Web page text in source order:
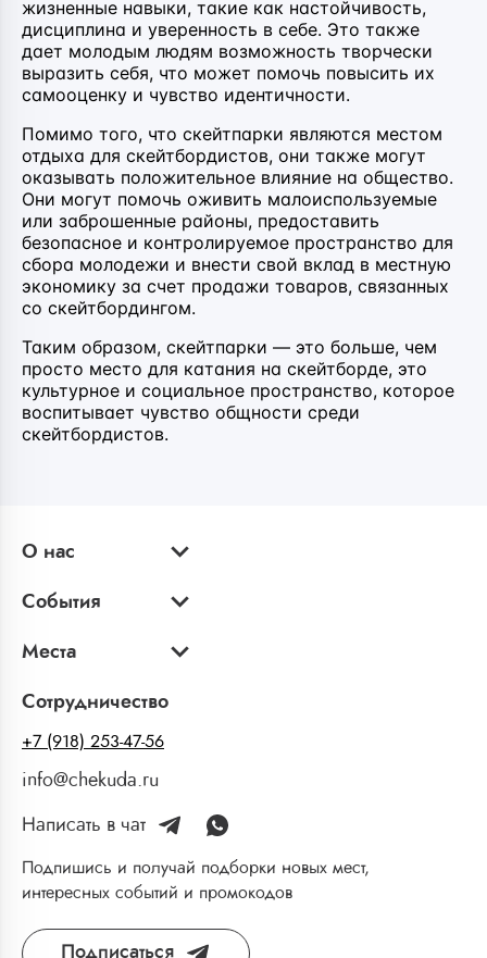
жизненные навыки, такие как настойчивость,
дисциплина и уверенность в себе. Это также
дает молодым людям возможность творчески
выразить себя, что может помочь повысить их
самооценку и чувство идентичности.
Помимо того, что скейтпарки являются местом
отдыха для скейтбордистов, они также могут
оказывать положительное влияние на общество.
Они могут помочь оживить малоиспользуемые
или заброшенные районы, предоставить
безопасное и контролируемое пространство для
сбора молодежи и внести свой вклад в местную
экономику за счет продажи товаров, связанных
со скейтбордингом.
Таким образом, скейтпарки — это больше, чем
просто место для катания на скейтборде, это
культурное и социальное пространство, которое
воспитывает чувство общности среди
скейтбордистов.
О нас
События
Места
Сотрудничество
+7 (918) 253-47-56
info@chekuda.ru
Написать в чат
Подпишись и получай подборки новых мест,
интересных событий и промокодов
Подписаться